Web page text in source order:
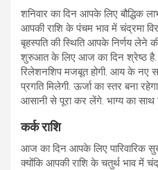
शनिवार का दिन आपके लिए बौद्धिक
आपकी राशि के पंचम भाव में चंद्रमा
बृहस्पति की स्थिति आपके निर्णय लेने
शुरुआत के लिए आज का दिन श्रेष्ठ
रिलेशनशिप मजबूत होगी. आय के नए
प्रगति मिलेगी. ऊर्जा का स्तर बना
आसानी से पूरा कर लेंगे. भाग्य का साथ
कर्क राशि
आज का दिन आपके लिए पारिवारिक
क्योंकि आपकी राशि के चतुर्थ भाव में